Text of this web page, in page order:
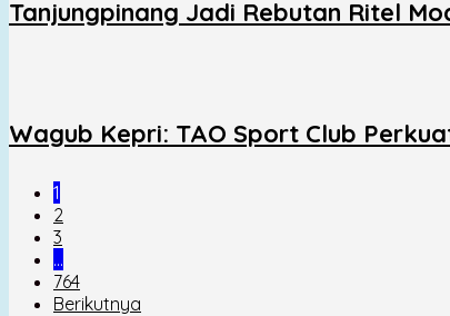
Tanjungpinang Jadi Rebutan Ritel
Wagub Kepri: TAO Sport Club
1
2
3
…
764
Berikutnya